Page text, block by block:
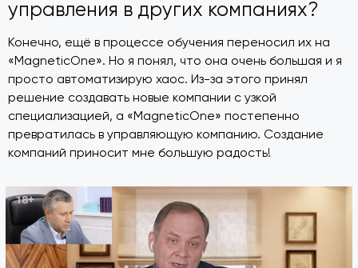
управления в других компаниях?
Конечно, ещё в процессе обучения переносил их на
«MagneticOne». Но я понял, что она очень большая и я
просто автоматизирую хаос. Из-за этого принял
решение создавать новые компании с узкой
специализацией, а «MagneticOne» постепенно
превратилась в управляющую компанию. Создание
компаний приносит мне большую радость!